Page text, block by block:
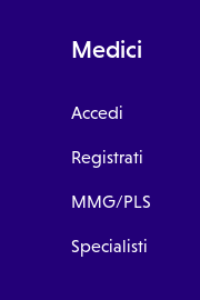
Medici
Accedi
Registrati
MMG/PLS
Specialisti